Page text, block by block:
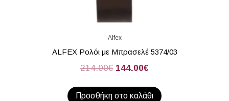
Alfex
ALFEX Ρολόι με Μπρασελέ 5374/03
214.00€ 144.00€
Προσθήκη στο καλάθι